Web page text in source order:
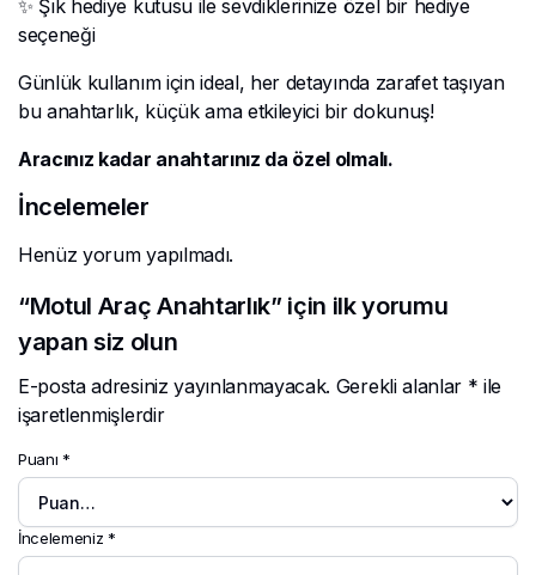
✨ Şık hediye kutusu ile sevdiklerinize özel bir hediye
seçeneği
Günlük kullanım için ideal, her detayında zarafet taşıyan
bu anahtarlık, küçük ama etkileyici bir dokunuş!
Aracınız kadar anahtarınız da özel olmalı.
İncelemeler
Henüz yorum yapılmadı.
“Motul Araç Anahtarlık” için ilk yorumu
yapan siz olun
E-posta adresiniz yayınlanmayacak. Gerekli alanlar * ile
işaretlenmişlerdir
Puanı *
İncelemeniz *